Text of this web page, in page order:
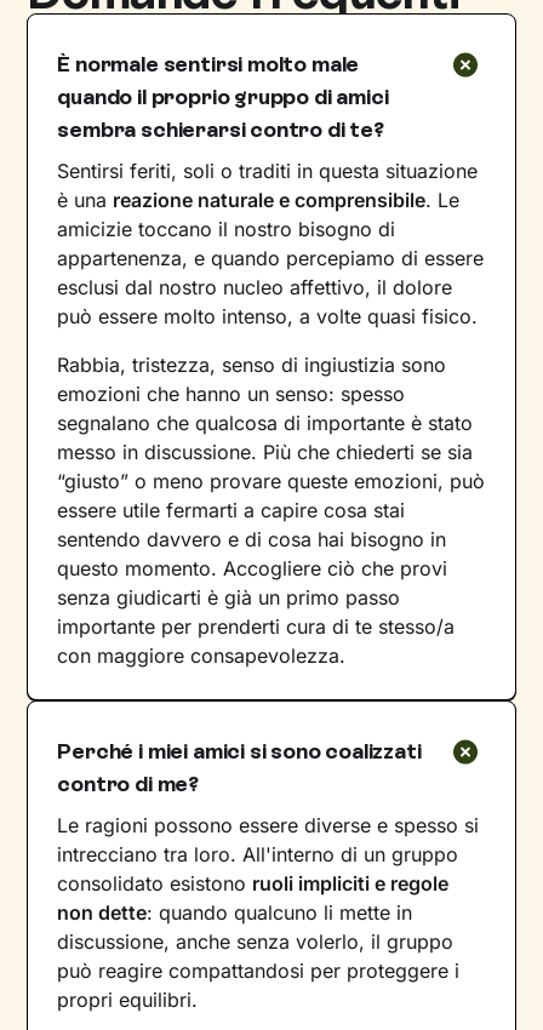
È normale sentirsi molto male
quando il proprio gruppo di amici
sembra schierarsi contro di te?
Sentirsi feriti, soli o traditi in questa situazione
è una reazione naturale e comprensibile. Le
amicizie toccano il nostro bisogno di
appartenenza, e quando percepiamo di essere
esclusi dal nostro nucleo affettivo, il dolore
può essere molto intenso, a volte quasi fisico.
Rabbia, tristezza, senso di ingiustizia sono
emozioni che hanno un senso: spesso
segnalano che qualcosa di importante è stato
messo in discussione. Più che chiederti se sia
“giusto” o meno provare queste emozioni, può
essere utile fermarti a capire cosa stai
sentendo davvero e di cosa hai bisogno in
questo momento. Accogliere ciò che provi
senza giudicarti è già un primo passo
importante per prenderti cura di te stesso/a
con maggiore consapevolezza.
Perché i miei amici si sono coalizzati
contro di me?
Le ragioni possono essere diverse e spesso si
intrecciano tra loro. All'interno di un gruppo
consolidato esistono ruoli impliciti e regole
non dette: quando qualcuno li mette in
discussione, anche senza volerlo, il gruppo
può reagire compattandosi per proteggere i
propri equilibri.